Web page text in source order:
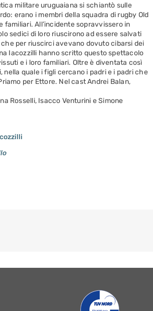
militare uruguaiana si schiantò sulle
erano i membri della squadra di rugby Old
familiari. All’incidente sopravvissero in
sedici di loro riuscirono ad essere salvati
per riuscirci avevano dovuto cibarsi dei
Iacozzilli hanno scritto questo spettacolo
e i loro familiari. Oltre è diventata così
nella quale i figli cercano i padri e i padri che
per Ettore. Nel cast Andrei Balan,
Rosselli, Isacco Venturini e Simone